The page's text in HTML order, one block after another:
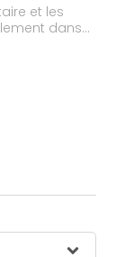
et les
dans
En tant
avons
ce
souhaités.
de départ
entre